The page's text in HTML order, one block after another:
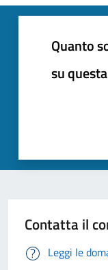
Quanto
su
Contatta il
Leggi le